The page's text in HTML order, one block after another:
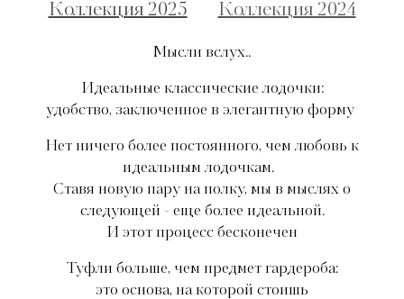
Коллекция 2025 Коллекция 2024
Мысли вслух..
Идеальные классические лодочки:
удобство, заключенное в элегантную форму
Нет ничего более постоянного, чем любовь к
идеальным лодочкам.
Ставя новую пару на полку, мы в мыслях о
следующей - еще более идеальной.
И этот процесс бесконечен
Туфли больше, чем предмет гардероба:
это основа, на которой стоишь